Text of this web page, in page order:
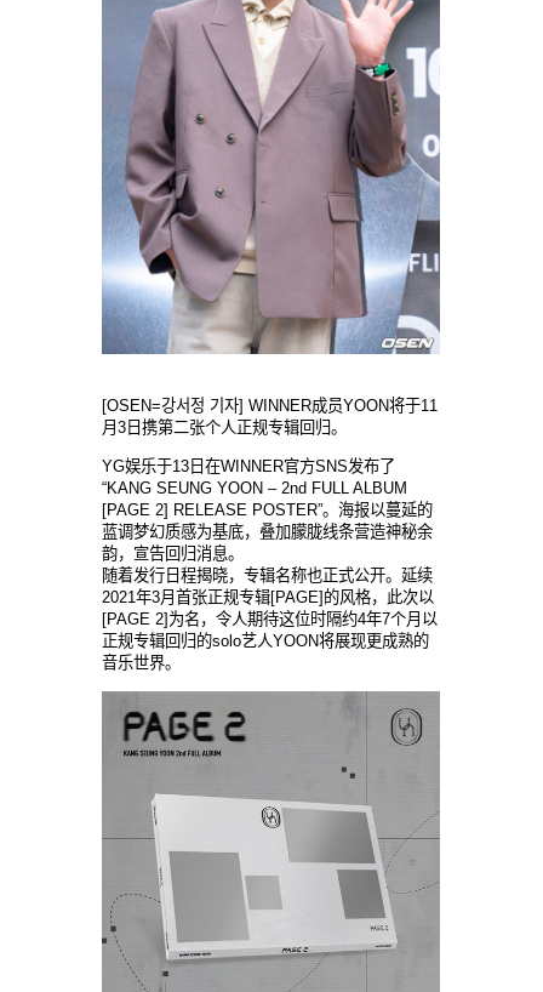
[OSEN=강서정 기자] WINNER成员YOON将于11
月3日携第二张个人正规专辑回归。
YG娱乐于13日在WINNER官方SNS发布了
“KANG SEUNG YOON – 2nd FULL ALBUM
[PAGE 2] RELEASE POSTER”。海报以蔓延的
蓝调梦幻质感为基底，叠加朦胧线条营造神秘余
韵，宣告回归消息。
随着发行日程揭晓，专辑名称也正式公开。延续
2021年3月首张正规专辑[PAGE]的风格，此次以
[PAGE 2]为名，令人期待这位时隔约4年7个月以
正规专辑回归的solo艺人YOON将展现更成熟的
音乐世界。